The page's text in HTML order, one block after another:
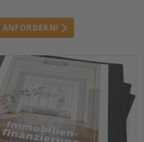
ANFORDERN!